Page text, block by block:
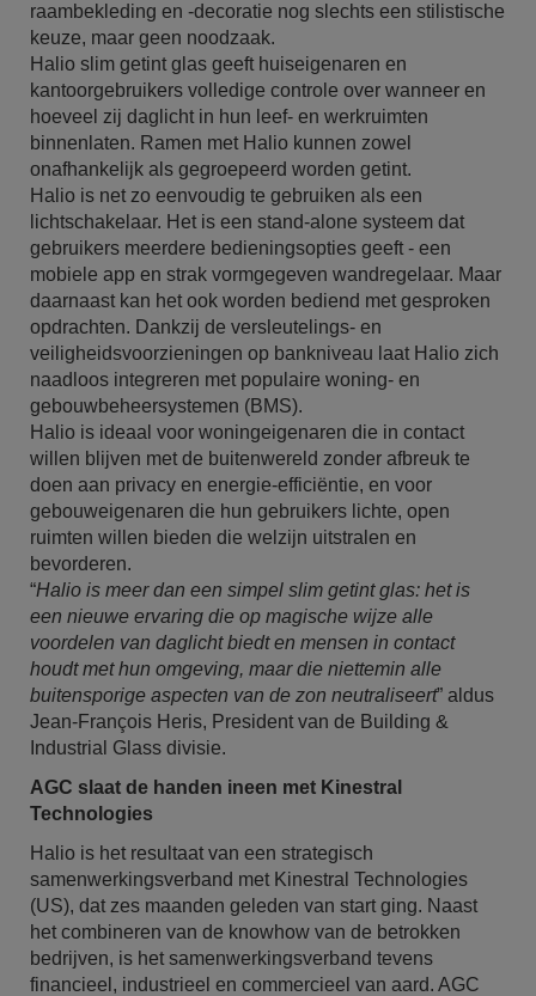
raambekleding en -decoratie nog slechts een stilistische
keuze, maar geen noodzaak.
Halio slim getint glas geeft huiseigenaren en
kantoorgebruikers volledige controle over wanneer en
hoeveel zij daglicht in hun leef- en werkruimten
binnenlaten. Ramen met Halio kunnen zowel
onafhankelijk als gegroepeerd worden getint.
Halio is net zo eenvoudig te gebruiken als een
lichtschakelaar. Het is een stand-alone systeem dat
gebruikers meerdere bedieningsopties geeft - een
mobiele app en strak vormgegeven wandregelaar. Maar
daarnaast kan het ook worden bediend met gesproken
opdrachten. Dankzij de versleutelings- en
veiligheidsvoorzieningen op bankniveau laat Halio zich
naadloos integreren met populaire woning- en
gebouwbeheersystemen (BMS).
Halio is ideaal voor woningeigenaren die in contact
willen blijven met de buitenwereld zonder afbreuk te
doen aan privacy en energie-efficiëntie, en voor
gebouweigenaren die hun gebruikers lichte, open
ruimten willen bieden die welzijn uitstralen en
bevorderen.
“Halio is meer dan een simpel slim getint glas: het is
een nieuwe ervaring die op magische wijze alle
voordelen van daglicht biedt en mensen in contact
houdt met hun omgeving, maar die niettemin alle
buitensporige aspecten van de zon neutraliseert” aldus
Jean-François Heris, President van de Building &
Industrial Glass divisie.
AGC slaat de handen ineen met Kinestral
Technologies
Halio is het resultaat van een strategisch
samenwerkingsverband met Kinestral Technologies
(US), dat zes maanden geleden van start ging. Naast
het combineren van de knowhow van de betrokken
bedrijven, is het samenwerkingsverband tevens
financieel, industrieel en commercieel van aard. AGC